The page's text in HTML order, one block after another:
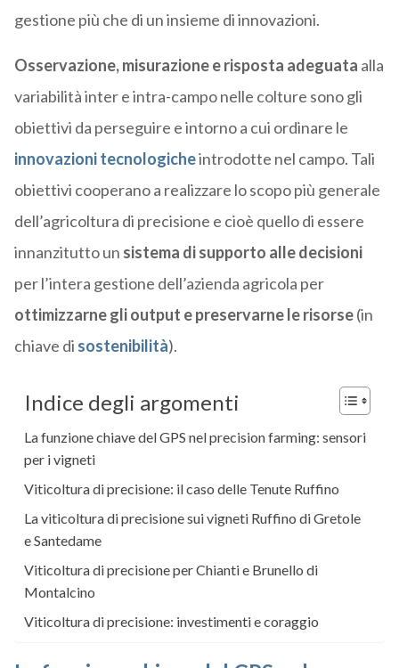
gestione più che di un insieme di innovazioni.
Osservazione, misurazione e risposta adeguata alla
variabilità inter e intra-campo nelle colture sono gli
obiettivi da perseguire e intorno a cui ordinare le
innovazioni tecnologicheintrodotte nel campo. Tali
obiettivi cooperano a realizzare lo scopo più generale
dell’agricoltura di precisione e cioè quello di essere
innanzitutto un sistema di supporto alle decisioni
per l’intera gestione dell’azienda agricola per
ottimizzarne gli output e preservarne le risorse(in
chiave di sostenibilità).
Indice degli argomenti
La funzione chiave del GPS nel precision farming: sensori
per i vigneti
Viticoltura di precisione: il caso delle Tenute Ruffino
La viticoltura di precisione sui vigneti Ruffino di Gretole
e Santedame
Viticoltura di precisione per Chianti e Brunello di
Montalcino
Viticoltura di precisione: investimenti e coraggio